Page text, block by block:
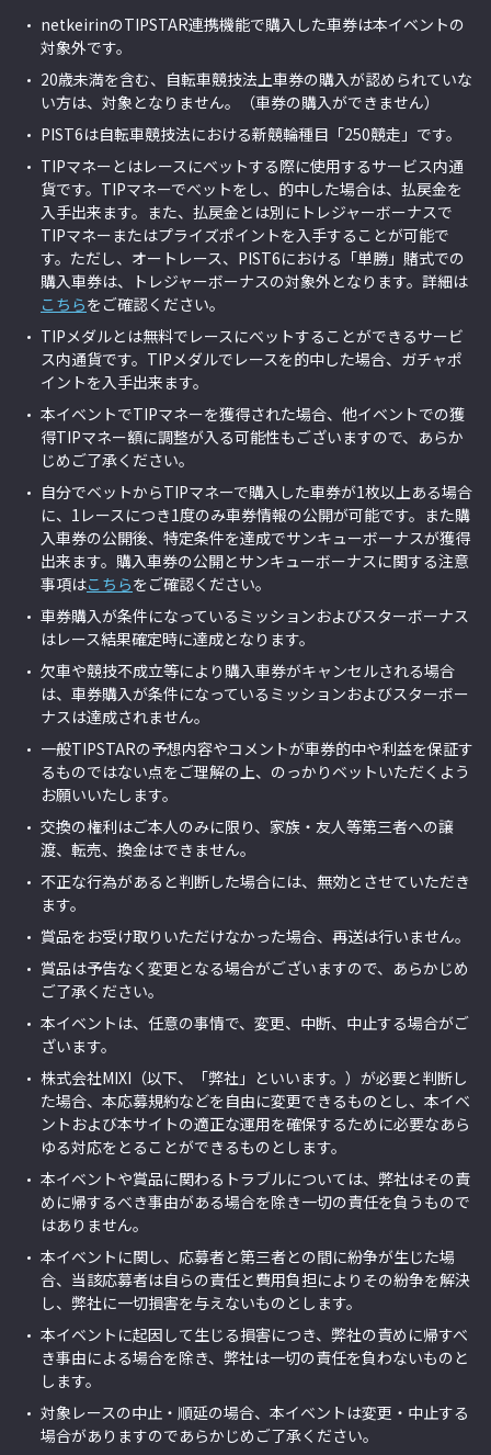
netkeirinのTIPSTAR連携機能で購入した車券は本イベントの
対象外です。
20歳未満を含む、自転車競技法上車券の購入が認められていな
い方は、対象となりません。（車券の購入ができません）
PIST6は自転車競技法における新競輪種目「250競走」です。
TIPマネーとはレースにべットする際に使用するサービス内通
貨です。TIPマネーでべットをし、的中した場合は、払戻金を
入手出来ます。また、払戻金とは別にトレジャーボーナスで
TIPマネーまたはプライズポイントを入手することが可能で
す。 ただし、オートレース、PIST6における「単勝」賭式での
購入車券は、トレジャーボーナスの対象外となります。詳細は
こちらをご確認ください。
TIPメダルとは無料でレースにべットすることができるサービ
ス内通貨です。TIPメダルでレースを的中した場合、ガチャポ
イントを入手出来ます。
本イベントでTIPマネーを獲得された場合、他イベントでの獲
得TIPマネー額に調整が入る可能性もございますので、あらか
じめご了承ください。
自分でベットからTIPマネーで購入した車券が1枚以上ある場合
に、1レースにつき1度のみ車券情報の公開が可能です。また購
入車券の公開後、特定条件を達成でサンキューボーナスが獲得
出来ます。購入車券の公開とサンキューボーナスに関する注意
事項はこちらをご確認ください。
車券購入が条件になっているミッションおよびスターボーナス
はレース結果確定時に達成となります。
欠車や競技不成立等により購入車券がキャンセルされる場合
は、車券購入が条件になっているミッションおよびスターボー
ナスは達成されません。
一般TIPSTARの予想内容やコメントが車券的中や利益を保証す
るものではない点をご理解の上、のっかりベットいただくよう
お願いいたします。
交換の権利はご本人のみに限り、家族・友人等第三者への譲
渡、転売、換金はできません。
不正な行為があると判断した場合には、無効とさせていただき
ます。
賞品をお受け取りいただけなかった場合、再送は行いません。
賞品は予告なく変更となる場合がございますので、あらかじめ
ご了承ください。
本イベント は、任意の事情で、変更、中断、中止する場合がご
ざいます。
株式会社MIXI（以下、「弊社」といいます。）が必要と判断し
た場合、本応募規約などを自由に変更できるものとし、本イベ
ント および本サイトの適正な運用を確保するために必要なあら
ゆる対応をとることができるものとします。
本イベントや賞品に関わるトラブルについては、弊社はその責
めに帰するべき事由がある場合を除き一切の責任を負うもので
はありません。
本イベント に関し、応募者と第三者との間に紛争が生じた場
合、当該応募者は自らの責任と費用負担によりその紛争を解決
し、弊社に一切損害を与えないものとします。
本イベント に起因して生じる損害につき、弊社の責めに帰すべ
き事由による場合を除き、弊社は一切の責任を負わないものと
します。
対象レースの中止・順延の場合、本イベント は変更・中止する
場合がありますのであらかじめご了承ください。